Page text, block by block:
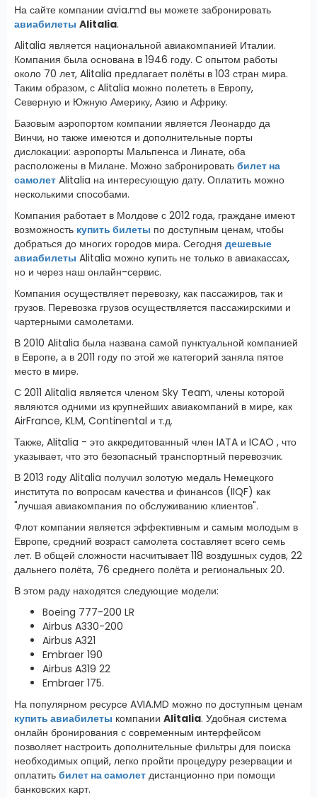
На сайте компании avia.md вы можете забронировать
авиабилеты Alitalia.
Alitalia является национальной авиакомпанией Италии.
Компания была основана в 1946 году. С опытом работы
около 70 лет, Alitalia предлагает полёты в 103 стран мира.
Таким образом, с Alitalia можно полететь в Европу,
Северную и Южную Америку, Азию и Африку.
Базовым аэропортом компании является Леонардо да
Винчи, но также имеются и дополнительные порты
дислокации: аэропорты Мальпенса и Линате, оба
расположены в Милане. Можно забронировать билет на
самолет Alitalia на интересующую дату. Оплатить можно
несколькими способами.
Компания работает в Молдове с 2012 года, граждане имеют
возможность купить билеты по доступным ценам, чтобы
добраться до многих городов мира. Сегодня дешевые
авиабилеты Alitalia можно купить не только в авиакассах,
но и через наш онлайн-сервис.
Компания осуществляет перевозку, как пассажиров, так и
грузов. Перевозка грузов осуществляется пассажирскими и
чартерными самолетами.
В 2010 Alitalia была названа самой пунктуальной компанией
в Европе, а в 2011 году по этой же категорий заняла пятое
место в мире.
С 2011 Alitalia является членом Sky Team, члены которой
являются одними из крупнейших авиакомпаний в мире, как
AirFrance, KLM, Continental и т.д.
Также, Alitalia - это аккредитованный член IATA и ICAO , что
указывает, что это безопасный транспортный перевозчик.
В 2013 году Alitalia получил золотую медаль Немецкого
института по вопросам качества и финансов (IIQF) как
"лучшая авиакомпания по обслуживанию клиентов".
Флот компании является эффективным и самым молодым в
Европе, средний возраст самолета составляет всего семь
лет. В общей сложности насчитывает 118 воздушных судов, 22
дальнего полёта, 76 среднего полёта и региональных 20.
В этом раду находятся следующие модели:
Boeing 777-200 LR
Airbus A330-200
Airbus А321
Embraer 190
Airbus A319 22
Embraer 175.
На популярном ресурсе AVIA.MD можно по доступным ценам
купить авиабилеты компании Alitalia. Удобная система
онлайн бронирования с современным интерфейсом
позволяет настроить дополнительные фильтры для поиска
необходимых опций, легко пройти процедуру резервации и
оплатить билет на самолет дистанционно при помощи
банковских карт.